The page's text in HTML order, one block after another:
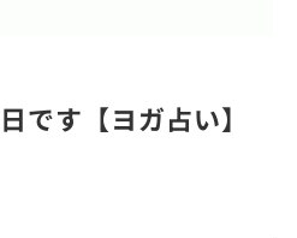
です【ヨガ占い】